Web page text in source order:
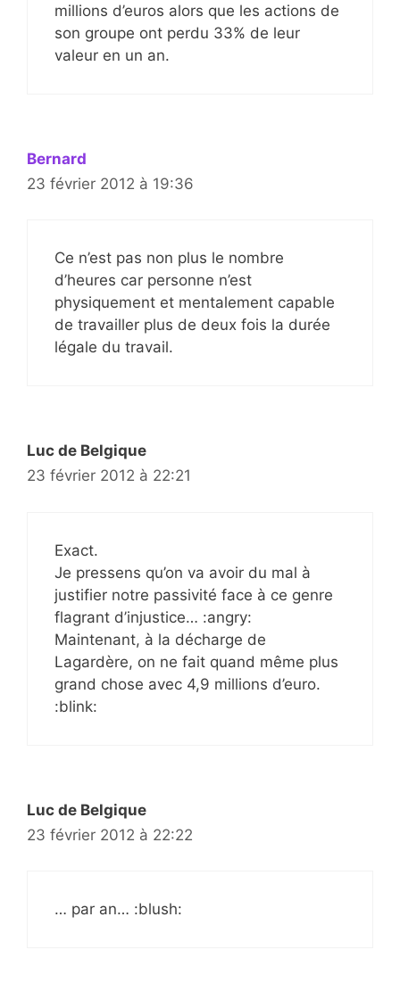
millions d’euros alors que les actions de
son groupe ont perdu 33% de leur
valeur en un an.
Bernard
23 février 2012 à 19:36
Ce n’est pas non plus le nombre
d’heures car personne n’est
physiquement et mentalement capable
de travailler plus de deux fois la durée
légale du travail.
Luc de Belgique
23 février 2012 à 22:21
Exact.
Je pressens qu’on va avoir du mal à
justifier notre passivité face à ce genre
flagrant d’injustice… :angry:
Maintenant, à la décharge de
Lagardère, on ne fait quand même plus
grand chose avec 4,9 millions d’euro.
:blink:
Luc de Belgique
23 février 2012 à 22:22
… par an… :blush: